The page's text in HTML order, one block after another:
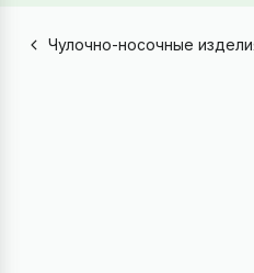
Чулочно-носочные